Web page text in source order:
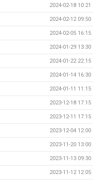
2024-02-18 10:21
2024-02-12 09:50
2024-02-05 16:15
2024-01-29 13:30
2024-01-22 22:15
2024-01-14 16:30
2024-01-11 11:15
2023-12-18 17:15
2023-12-11 17:15
2023-12-04 12:00
2023-11-20 13:00
2023-11-13 09:30
2023-11-12 12:05